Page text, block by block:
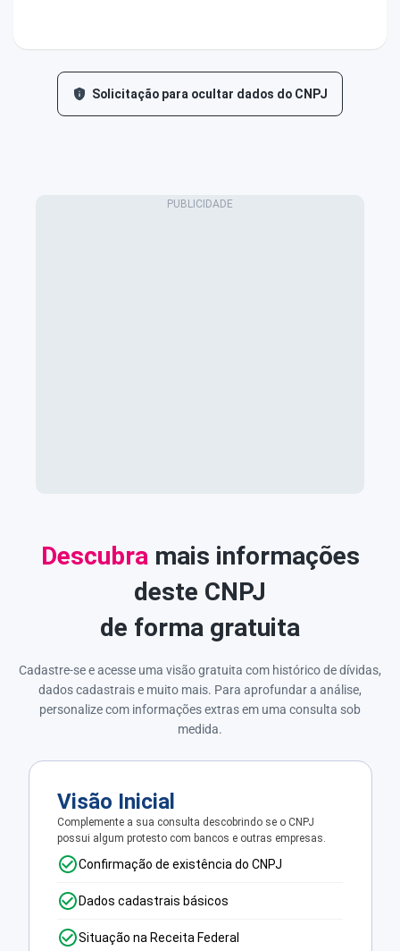
Solicitação para ocultar dados do CNPJ
Descubra mais informações
deste CNPJ
de forma gratuita
Cadastre-se e acesse uma visão gratuita com histórico de dívidas,
dados cadastrais e muito mais. Para aprofundar a análise,
personalize com informações extras em uma consulta sob
medida.
Visão Inicial
Complemente a sua consulta descobrindo se o CNPJ
possui algum protesto com bancos e outras empresas.
Confirmação de existência do CNPJ
Dados cadastrais básicos
Situação na Receita Federal